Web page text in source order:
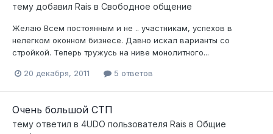
тему добавил Rais в Свободное общение
Желаю Всем постоянным и не .. участникам, успехов в
нелегком оконном бизнесе. Давно искал варианты со
стройкой. Теперь тружусь на ниве монолитного...
20 декабря, 2011 5 ответов
Очень большой СТП
тему ответил в 4UDO пользователя Rais в Общие